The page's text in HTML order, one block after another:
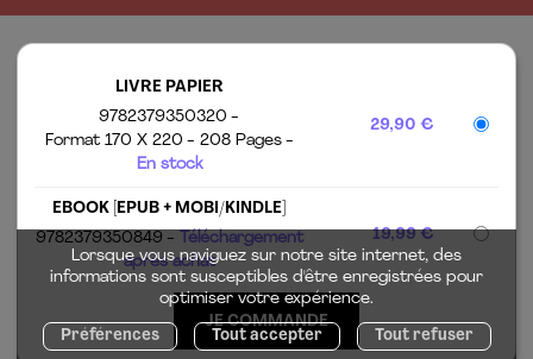
Lorsque vous naviguez sur notre site internet, des
informations sont susceptibles d'être enregistrées pour
optimiser votre expérience.
Préférences Tout accepter Tout refuser
LIVRE PAPIER
9782379350320
Format 170 X 220
208 Pages
En stock
29,90 €
EBOOK [EPUB + MOBI/KINDLE]
9782379350849
Téléchargement
après achat
19,99 €
TOUTES NOS
PARUTIONS
CONTACT
MON COMPTE
CHARTE DES
DONNÉES
PERSONNELLES
GÉNÉRALES DE VENTE